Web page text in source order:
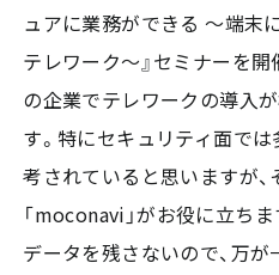
ュアに業務ができる ～端末
テレワーク～』セミナーを
の企業でテレワークの導入
す。特にセキュリティ面で
考されていると思いますが
「moconavi」がお役に立ち
データを残さないので、万